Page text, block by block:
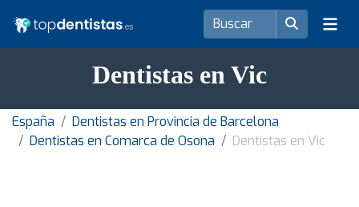
Dentistas en Vic
España
Dentistas en Provincia de Barcelona
Dentistas en Comarca de Osona
Dentistas en Vic